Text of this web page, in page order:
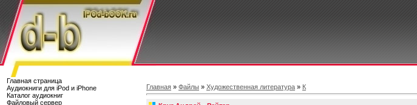
Главная страница
Аудиокниги для iPod и iPhone
Каталог аудиокниг
Файловый сервер
Главная » Файлы » Художественная литература » К